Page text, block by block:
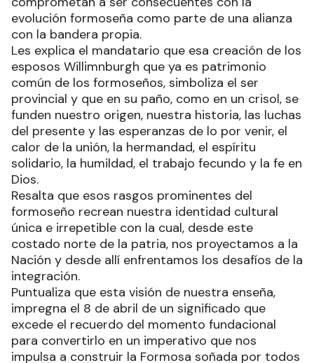
evolución formoseña como parte de una alianza
con la bandera propia.
Les explica el mandatario que esa creación de los
esposos Willimnburgh que ya es patrimonio
común de los formoseños, simboliza el ser
provincial y que en su paño, como en un crisol, se
funden nuestro origen, nuestra historia, las luchas
del presente y las esperanzas de lo por venir, el
calor de la unión, la hermandad, el espíritu
solidario, la humildad, el trabajo fecundo y la fe en
Dios.
Resalta que esos rasgos prominentes del
formoseño recrean nuestra identidad cultural
única e irrepetible con la cual, desde este
costado norte de la patria, nos proyectamos a la
Nación y desde allí enfrentamos los desafíos de la
integración.
Puntualiza que esta visión de nuestra enseña,
impregna el 8 de abril de un significado que
excede el recuerdo del momento fundacional
para convertirlo en un imperativo que nos
impulsa a construir la Formosa soñada por todos